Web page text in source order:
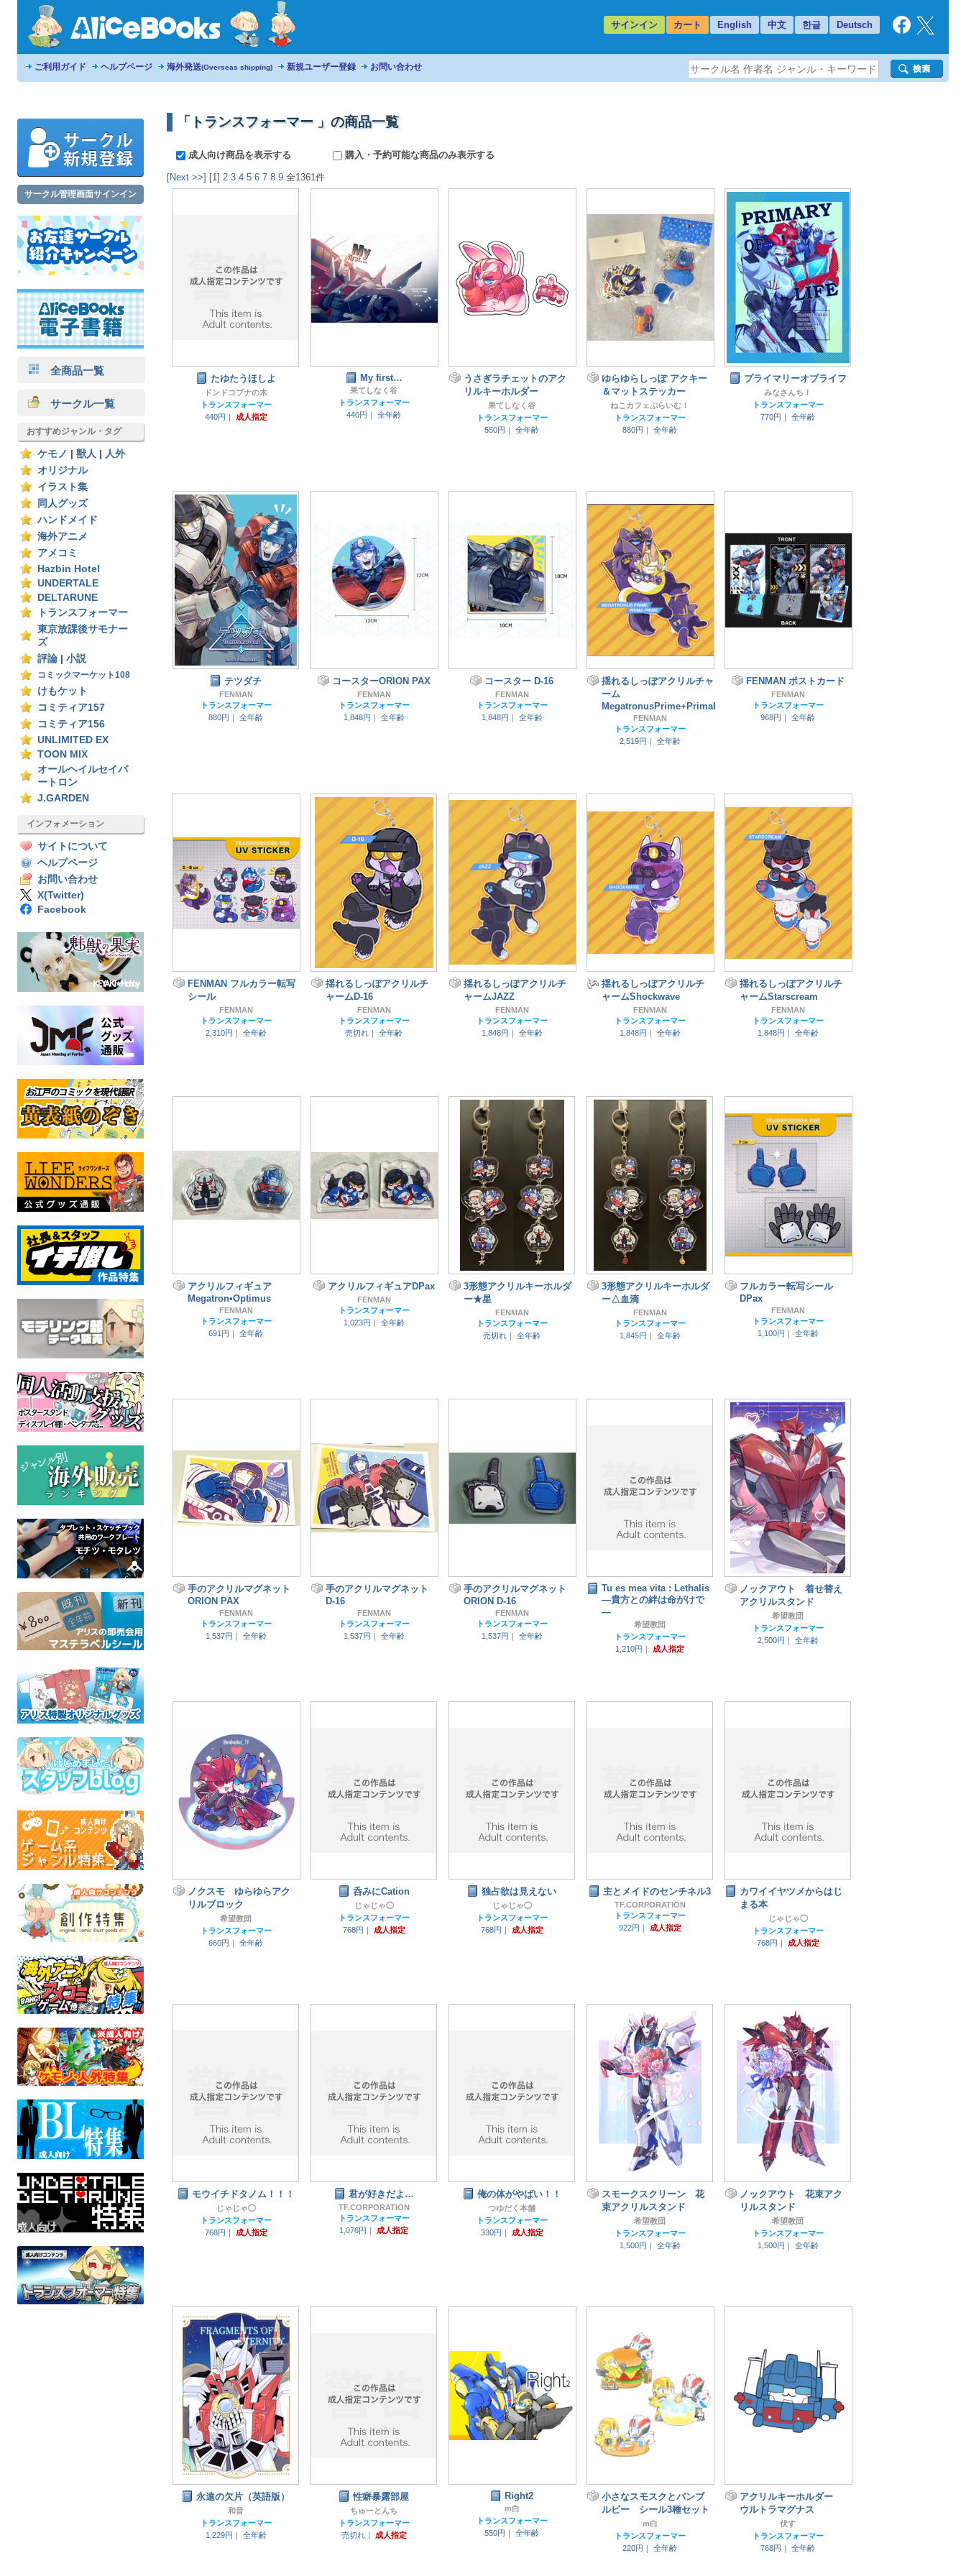
サインイン カート English 中文 한글 Deutsch
ご利用ガイド ヘルプページ 海外発送(Overseas shipping) 新規ユーザー登録 お問い合わせ
サークル管理画面サインイン
全商品一覧
サークル一覧
おすすめジャンル・タグ
ケモノ 獣人
人外
オリジナル
イラスト集
同人グッズ
ハンドメイド
海外アニメ
アメコミ
Hazbin Hotel
UNDERTALE
DELTARUNE
トランスフォーマー
東京放課後サモナー
ズ
評論
小説
コミックマーケット108
けもケット
コミティア157
コミティア156
UNLIMITED EX
TOON MIX
オールヘイルセイバ
ートロン
J.GARDEN
インフォメーション
サイトについて
ヘルプページ
お問い合わせ
X(Twitter)
Facebook
「トランスフォーマー 」の商品一覧
成人向け商品を表示する 購入・予約可能な商品のみ表示する
[Next >>] [1] 2 3 4 5 6 7 8 9 全1361件
たゆたうほしよ
ドンドコブナの木
トランスフォーマー
440円｜
成人指定
My first…
果てしなく谷
トランスフォーマー
440円｜
全年齢
うさぎラチェットのアク
リルキーホルダー
果てしなく谷
トランスフォーマー
550円｜
全年齢
ゆらゆらしっぽ アクキー
＆マットステッカー
ねこカフェぷらいむ！
トランスフォーマー
880円｜
全年齢
プライマリーオブライフ
みなさんち！
トランスフォーマー
770円｜
全年齢
テツダチ
FENMAN
トランスフォーマー
880円｜
全年齢
コースターORION PAX
FENMAN
トランスフォーマー
1,848円｜
全年齢
コースター D-16
FENMAN
トランスフォーマー
1,848円｜
全年齢
揺れるしっぽアクリルチャ
ーム
MegatronusPrime+PrimaPrime
FENMAN
トランスフォーマー
2,519円｜
全年齢
FENMAN ポストカード
FENMAN
トランスフォーマー
968円｜
全年齢
FENMAN フルカラー転写
シール
FENMAN
トランスフォーマー
2,310円｜
全年齢
揺れるしっぽアクリルチ
ャームD-16
FENMAN
トランスフォーマー
売切れ｜
全年齢
揺れるしっぽアクリルチ
ャームJAZZ
FENMAN
トランスフォーマー
1,848円｜
全年齢
揺れるしっぽアクリルチ
ャームShockwave
FENMAN
トランスフォーマー
1,848円｜
全年齢
揺れるしっぽアクリルチ
ャームStarscream
FENMAN
トランスフォーマー
1,848円｜
全年齢
アクリルフィギュア
Megatron•Optimus
FENMAN
トランスフォーマー
691円｜
全年齢
アクリルフィギュアDPax
FENMAN
トランスフォーマー
1,023円｜
全年齢
3形態アクリルキーホルダ
ー★星
FENMAN
トランスフォーマー
売切れ｜
全年齢
3形態アクリルキーホルダ
ー△血滴
FENMAN
トランスフォーマー
1,845円｜
全年齢
フルカラー転写シール
DPax
FENMAN
トランスフォーマー
1,100円｜
全年齢
手のアクリルマグネット
ORION PAX
FENMAN
トランスフォーマー
1,537円｜
全年齢
手のアクリルマグネット
D-16
FENMAN
トランスフォーマー
1,537円｜
全年齢
手のアクリルマグネット
ORION D-16
FENMAN
トランスフォーマー
1,537円｜
全年齢
Tu es mea vita : Lethalis
―貴方との絆は命がけで
―
希望教団
トランスフォーマー
1,210円｜
成人指定
ノックアウト 着せ替え
アクリルスタンド
希望教団
トランスフォーマー
2,500円｜
全年齢
ノクスモ ゆらゆらアク
リルブロック
希望教団
トランスフォーマー
660円｜
全年齢
呑みにCation
じゃじゃ◯
トランスフォーマー
768円｜
成人指定
独占欲は見えない
じゃじゃ◯
トランスフォーマー
768円｜
成人指定
主とメイドのセンチネル3
TF.CORPORATION
トランスフォーマー
922円｜
成人指定
カワイイヤツメからはじ
まる本
じゃじゃ◯
トランスフォーマー
768円｜
成人指定
モウイチドタノム！！！
じゃじゃ◯
トランスフォーマー
768円｜
成人指定
君が好きだよ…
TF.CORPORATION
トランスフォーマー
1,076円｜
成人指定
俺の体がやばい！！
つゆだく本舗
トランスフォーマー
330円｜
成人指定
スモークスクリーン 花
束アクリルスタンド
希望教団
トランスフォーマー
1,500円｜
全年齢
ノックアウト 花束アク
リルスタンド
希望教団
トランスフォーマー
1,500円｜
全年齢
永遠の欠片（英語版）
和音
トランスフォーマー
1,229円｜
全年齢
性癖暴露部屋
ちゅーとんち
トランスフォーマー
売切れ｜
成人指定
Right2
m白
トランスフォーマー
550円｜
全年齢
小さなスモスクとバンブ
ルビー シール3種セット
m白
トランスフォーマー
220円｜
全年齢
アクリルキーホルダー
ウルトラマグナス
伏す
トランスフォーマー
768円｜
全年齢